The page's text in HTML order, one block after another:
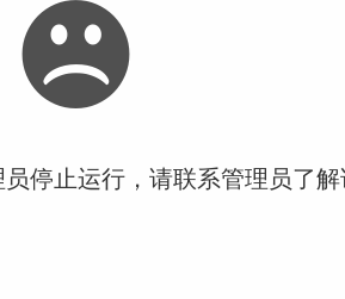
停止运行，请联系管理员了